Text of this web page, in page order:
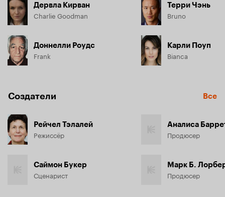
Дервла Кирван
Charlie Goodman
Доннелли Роудс
Frank
Терри Чэнь
Bruno
Карли Поуп
Bianca
Создатели Все
Рейчел Тэлалей
Режиссёр
Саймон Букер
Сценарист
Аналиса
Продюсер
Марк Б.
Продюсер